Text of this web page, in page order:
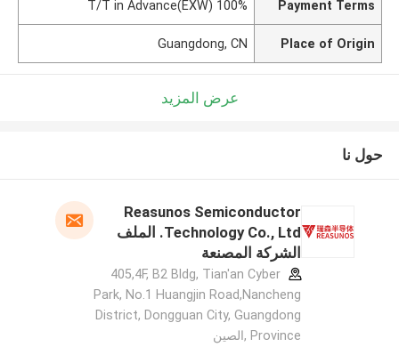
Payment Terms
100% T/T in Advance(EXW)
Place of Origin
Guangdong, CN
عرض المزيد
حول نا
Reasunos Semiconductor
Technology Co., Ltd. الملف
الشركة المصنعة
405,4F, B2 Bldg, Tian'an Cyber
Park, No.1 Huangjin Road,Nancheng
District, Dongguan City, Guangdong
Province ,الصين